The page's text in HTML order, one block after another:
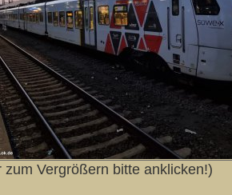
zum Vergrößern bitte anklicken!)